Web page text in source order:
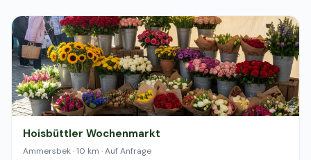
Hoisbüttler Wochenmarkt
Ammersbek · 10 km · Auf Anfrage